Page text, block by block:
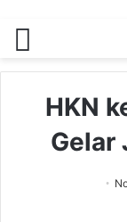
HKN
Gelar